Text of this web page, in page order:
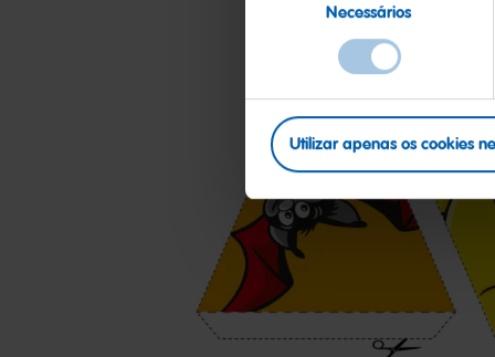
consentimento
Necessários
Utilizar apenas os cookies